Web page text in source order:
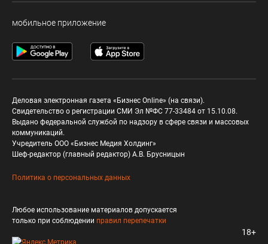
мобильное приложение
Деловая электронная газета «Бизнес Online» (на связи).
Свидетельство о регистрации СМИ Эл №ФС 77-33484 от 15.10.08.
Выдано федеральной службой по надзору в сфере связи и массовых
коммуникаций.
Учредитель ООО «Бизнес Медия Холдинг»
Шеф-редактор (главный редактор) А.В. Брусницын
Политика о персональных данных
Любое использование материалов допускается
только при соблюдении правил перепечатки
18+